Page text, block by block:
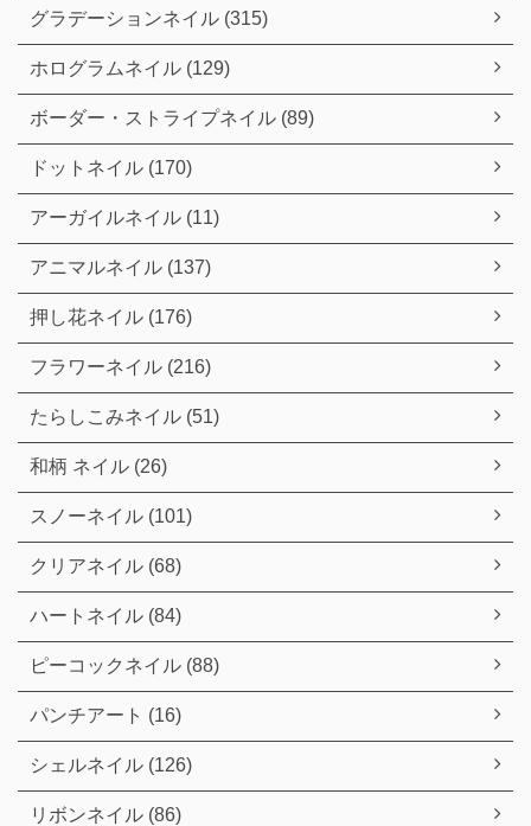
グラデーションネイル (315)
ホログラムネイル (129)
ボーダー・ストライプネイル (89)
ドットネイル (170)
アーガイルネイル (11)
アニマルネイル (137)
押し花ネイル (176)
フラワーネイル (216)
たらしこみネイル (51)
和柄 ネイル (26)
スノーネイル (101)
クリアネイル (68)
ハートネイル (84)
ピーコックネイル (88)
パンチアート (16)
シェルネイル (126)
リボンネイル (86)